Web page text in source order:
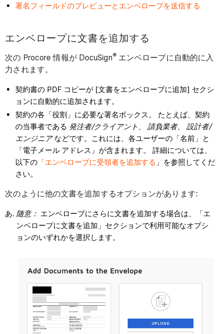
署名フィールドのプレビューとエンベロープを送信する
エンベロープに文書を追加する
次の Procore 情報が DocuSign®エンベロープに自動的に入
力されます。
契約書の PDF コピーが [文書をエンベロープに追加] セクシ
ョンに自動的に追加されます。
契約の各「役割」に必要な署名ボックス。 たとえば、契約
の当事者である 発注者/クライアント 、請負業者、設計者/
エンジニア などです。これには、各ユーザーの「名前」と
「電子メール アドレス」が含まれます。 詳細については、
以下の 「エンベロープに受領者を追加する 」を参照してくだ
さい。
次のように他の文書を追加するオプションがあります:
随意： エンベロープにさらに文書を追加する場合は、「エ
ンベロープに文書を追加」セクションで利用可能なオプシ
ョンのいずれかを選択します。